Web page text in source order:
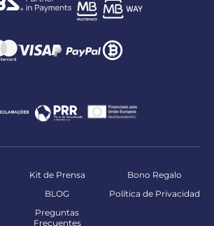
Kit de Prensa
Bono Regalo
BLOG
Política de Privacidad
Preguntas
Frecuentes